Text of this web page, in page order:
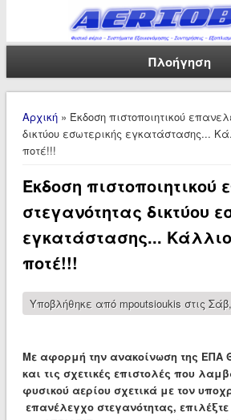
Πλοήγηση
Είστε εδώ
Αρχική» Έκδοση πιστοποιητικού
δικτύου εσωτερικής εγκατάστασης...
ποτέ!!!
Έκδοση πιστοποιητικού
στεγανότητας δικτύου
εγκατάστασης...
ποτέ!!!
Υποβλήθηκε από mpoutsioukisστις
Με αφορμή την ανακοίνωση της ΕΠΑ
και τις σχετικές επιστολές που
φυσικού αερίου σχετικά με τον
επανέλεγχο στεγανότητας, επιλ